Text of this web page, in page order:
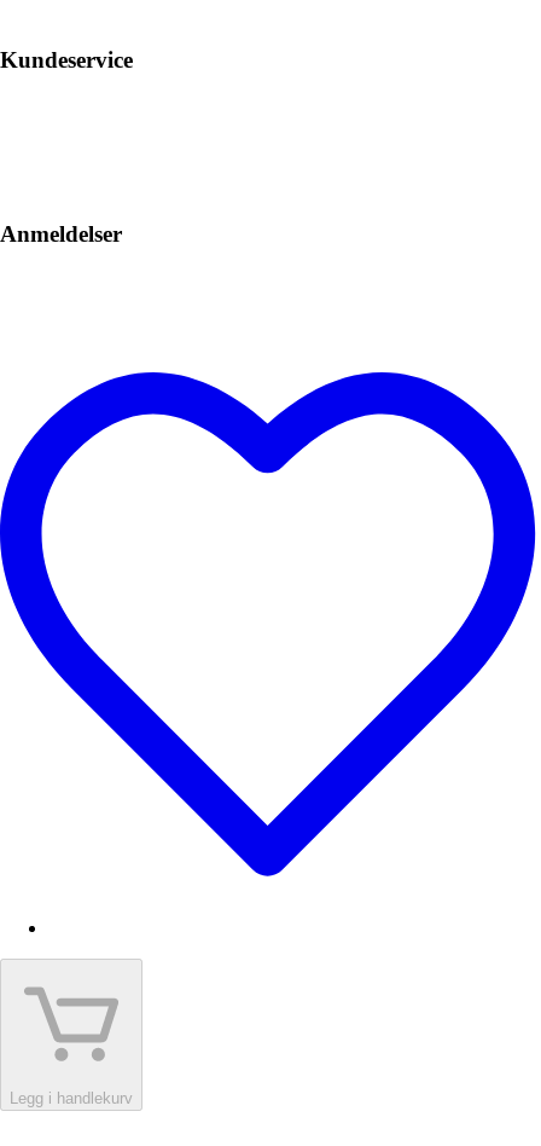
Kundeservice
Anmeldelser
Legg i handlekurv